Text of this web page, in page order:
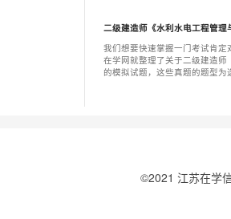
二级建造师《水利水电工程管理
我们想要快速掌握一门考试肯定
在学网就整理了关于二级建造
的模拟试题，这些真题的题型
©2021 江苏在学